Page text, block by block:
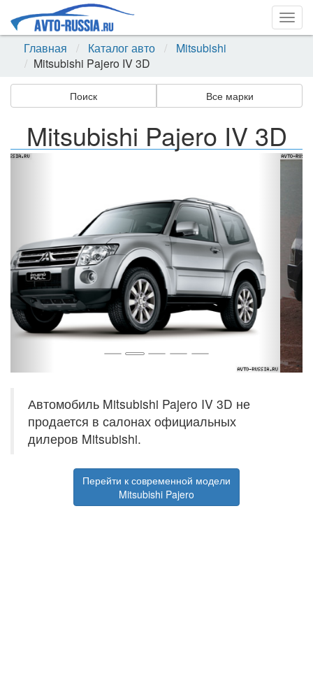
Главная
Каталог авто
Mitsubishi
Mitsubishi Pajero IV 3D
Поиск Все марки
Mitsubishi Pajero IV 3D
Автомобиль Mitsubishi Pajero IV 3D не
продается в салонах официальных
дилеров Mitsubishi.
Перейти к современной модели
Mitsubishi Pajero